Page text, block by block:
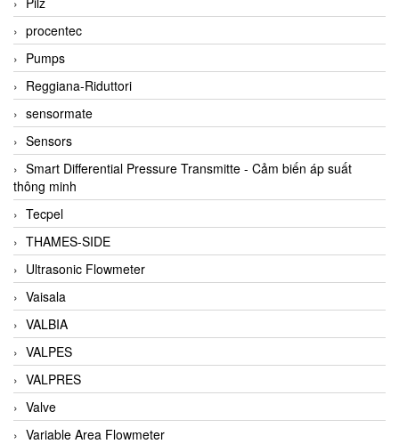
procentec
Pumps
Reggiana-Riduttori
sensormate
Sensors
Smart Differential Pressure Transmitte - Cảm biến áp suất
thông minh
Tecpel
THAMES-SIDE
Ultrasonic Flowmeter
Vaisala
VALBIA
VALPES
VALPRES
Valve
Variable Area Flowmeter